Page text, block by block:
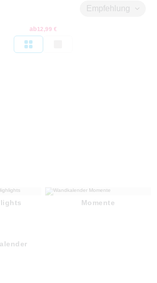
Empfehlung
ab12,99 €
Momente